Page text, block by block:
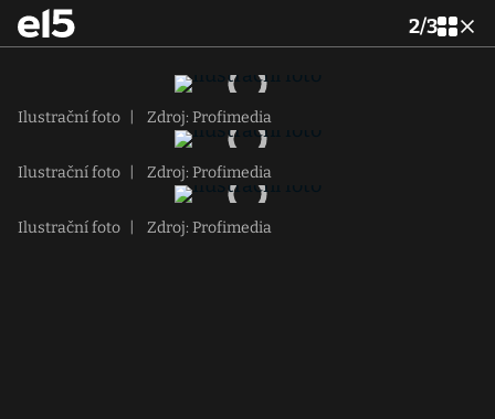
2/3
Ilustrační foto Zdroj: Profimedia
Ilustrační foto Zdroj: Profimedia
Ilustrační foto Zdroj: Profimedia